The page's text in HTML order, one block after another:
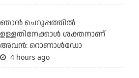
ഞാന്‍ ചെറുപ്പത്തില്‍
ഉള്ളതിനേക്കാള്‍ ശക്തനാണ്
അവന്‍: റൊണാള്‍ഡോ
4 hours ago